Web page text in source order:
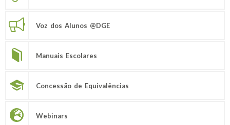
Voz dos Alunos @DGE
Manuais Escolares
Concessão de Equivalências
Webinars